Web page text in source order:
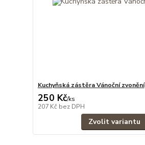
Kuchyňská zástěra Vánoční zvonění
250 Kč/ks
207 Kč bez DPH
Zvolit variantu